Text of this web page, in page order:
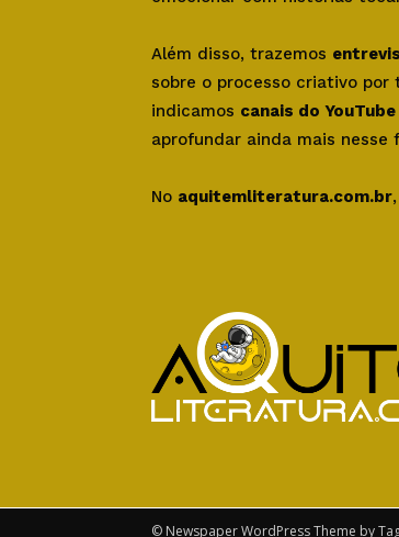
Além disso, trazemos
sobre o processo criativo por
indicamos canais do YouTube
aprofundar ainda mais nesse
No aquitemliteratura.com.br
© Newspaper WordPress Theme by